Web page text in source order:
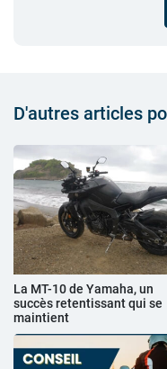
D'autres articles
La MT-10 de Yamaha, un
succès retentissant qui se
maintient